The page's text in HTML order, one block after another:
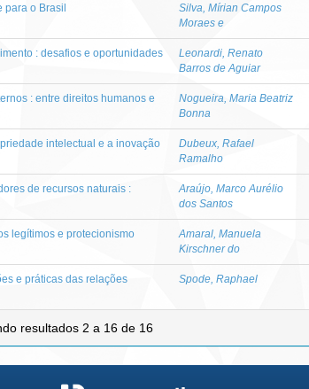
para o Brasil
Silva, Mírian Campos
Moraes e
: desafios e oportunidades
Leonardi, Renato
Barros de Aguiar
: entre direitos humanos e
Nogueira, Maria Beatriz
Bonna
intelectual e a inovação
Dubeux, Rafael
Ramalho
de recursos naturais :
Araújo, Marco Aurélio
dos Santos
legítimos e protecionismo
Amaral, Manuela
Kirschner do
e práticas das relações
Spode, Raphael
resultados 2 a 16 de 16